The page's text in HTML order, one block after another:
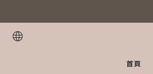
首頁